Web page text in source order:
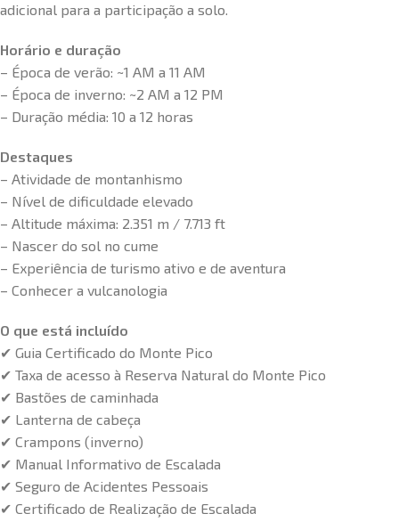
adicional para a participação a solo.
Horário e duração
– Época de verão: ~1 AM a 11 AM
– Época de inverno: ~2 AM a 12 PM
– Duração média: 10 a 12 horas
Destaques
– Atividade de montanhismo
– Nível de dificuldade elevado
– Altitude máxima: 2.351 m / 7.713 ft
– Nascer do sol no cume
– Experiência de turismo ativo e de aventura
– Conhecer a vulcanologia
O que está incluído
✔ Guia Certificado do Monte Pico
✔ Taxa de acesso à Reserva Natural do Monte Pico
✔ Bastões de caminhada
✔ Lanterna de cabeça
✔ Crampons (inverno)
✔ Manual Informativo de Escalada
✔ Seguro de Acidentes Pessoais
✔ Certificado de Realização de Escalada